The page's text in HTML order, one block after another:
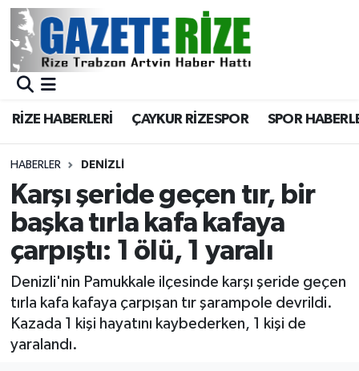
RİZE HABERLERİ ÇAYKUR RİZESPOR SPOR
HABERLER DENIZLI
Karşı şeride geçen tır, bir
başka tırla kafa kafaya
çarpıştı: 1 ölü, 1 yaralı
Denizli'nin Pamukkale ilçesinde karşı şeride geçen
tırla kafa kafaya çarpışan tır şarampole devrildi.
Kazada 1 kişi hayatını kaybederken, 1 kişi de
yaralandı.
BÖLGEMİZ
Asayiş
Rize Jandarma Komutanlığı
Bilim Teknoloji
Bölge
Advertising news
Canlı Maç
Merkez Nöbetçi Eczaneler
Merkez Trafik Yoğunluk Haritası
Süper Lig Puan Durumu ve Fikstür
Tüm Manşetler
Son Dakika Haberleri
Haber Arşivi